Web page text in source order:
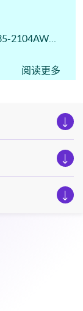
2104AW
统将不再接受
阅读更多